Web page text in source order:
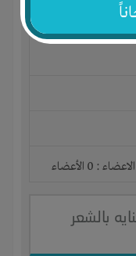
: 0 الأعضاء
بالشعر